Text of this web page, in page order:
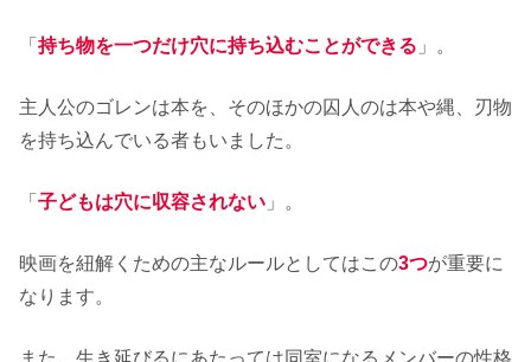
「 持ち物を一つだけ穴に持ち込むことができる 」。
主人公のゴレンは本を、そのほかの囚人のは本や縄、刃物
を持ち込んでいる者もいました。
「 子どもは穴に収容されない 」。
映画を紐解くための主なルールとしてはこの3つが重要に
なります。